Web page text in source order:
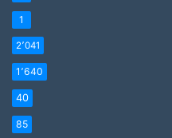
1
2٬041
1٬640
40
85